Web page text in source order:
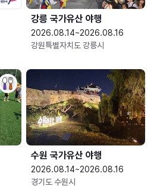
강릉 국가유산 야행
2026.08.14~2026.08.16
강원특별자치도 강릉시
수원 국가유산 야행
2026.08.14~2026.08.16
경기도 수원시